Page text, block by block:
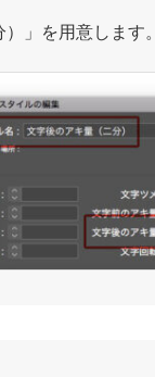
」を用意します。